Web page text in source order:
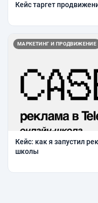
Кейс таргет
МАРКЕТИНГ И ПРОДВИЖЕНИЕ
Кейс: как я запустил
школы